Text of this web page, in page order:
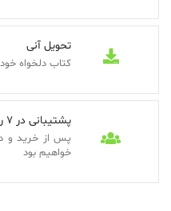
تحویل آنی
کتاب دلخواه
پشتیبانی در 7 روز هفته
پس از خرید و
خواهیم بود